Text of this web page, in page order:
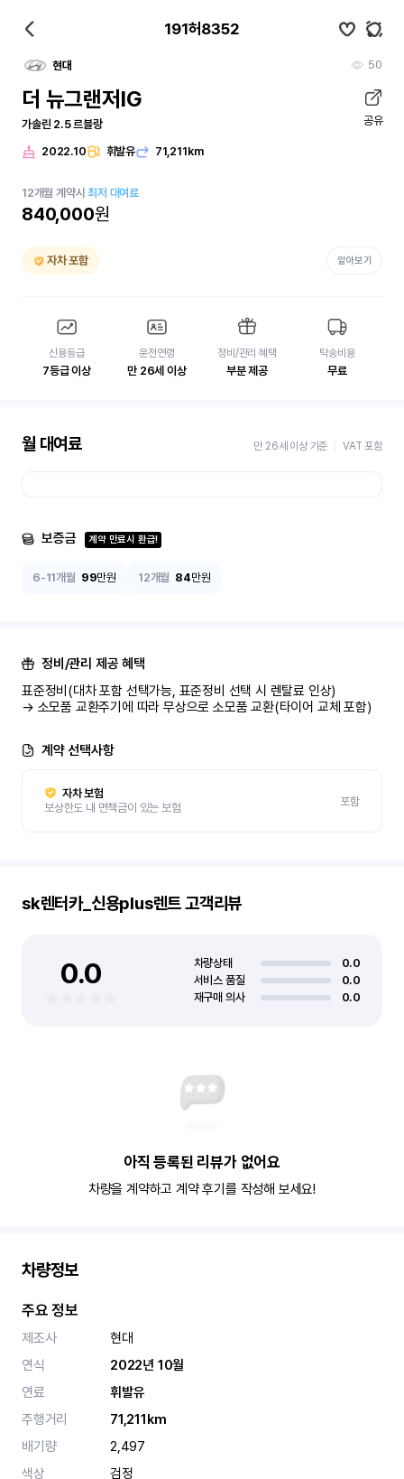
191허8352
현대 50
더 뉴그랜저IG
가솔린 2.5 르블랑 공유
2022.10 휘발유 71,211km
12개월 계약시최저 대여료
840,000원
자차 포함 알아보기
신용등급
7등급 이상
운전연령
만 26세 이상
정비/관리 혜택
부분 제공
탁송비용
무료
월 대여료 만 26세 이상 기준 VAT 포함
보증금 계약 만료시 환급!
6-11개월 99만원 12개월 84만원
정비/관리 제공 혜택
표준정비(대차 포함 선택가능, 표준정비 선택 시 렌탈료 인상)
→ 소모품 교환주기에 따라 무상으로 소모품 교환(타이어 교체 포함)
계약 선택사항
자차 보험
보상한도 내 면책금이 있는 보험
포함
sk렌터카_신용plus렌트고객리뷰
0.0 차량상태
0.0
서비스 품질
0.0
재구매 의사
0.0
아직 등록된 리뷰가 없어요
차량을 계약하고 계약 후기를 작성해 보세요!
차량정보
주요 정보
제조사
현대
연식
2022년 10월
연료
휘발유
주행거리
71,211km
배기량
2,497
색상
검정